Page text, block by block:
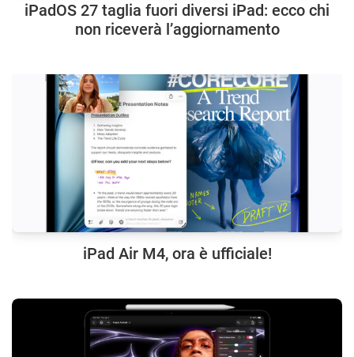
iPadOS 27 taglia fuori diversi iPad: ecco chi
non riceverà l’aggiornamento
iPad Air M4, ora è ufficiale!